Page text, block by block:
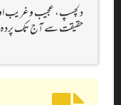
دلچسپ، عجیب و غریب
حقیقت سے آج تک